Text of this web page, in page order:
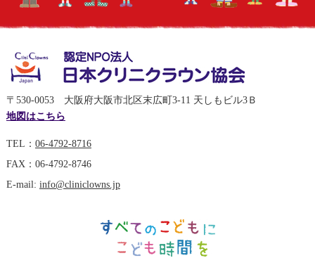
〒530-0053 大阪府大阪市北区末広町3-11 天しもビル3Ｂ
地図はこちら
TEL： 06-4792-8716
FAX：06-4792-8746
E-mail: info@cliniclowns.jp